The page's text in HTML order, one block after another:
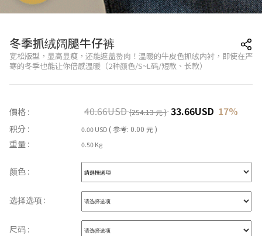
冬季抓绒阔腿牛仔裤
宽松版型，显高显瘦，还能遮盖赘肉！温暖的牛皮色抓绒内衬，即使在严
寒的冬季也能让你倍感温暖（2种颜色/S~L码/短款、长款）
價格 : 40.66USD (254.13 元 ) 33.66USD 17%
积分 : 0.00 USD ( 参考: 0.00 元 )
重量 : 0.50 Kg
颜色 :
选择选项 :
尺码 :